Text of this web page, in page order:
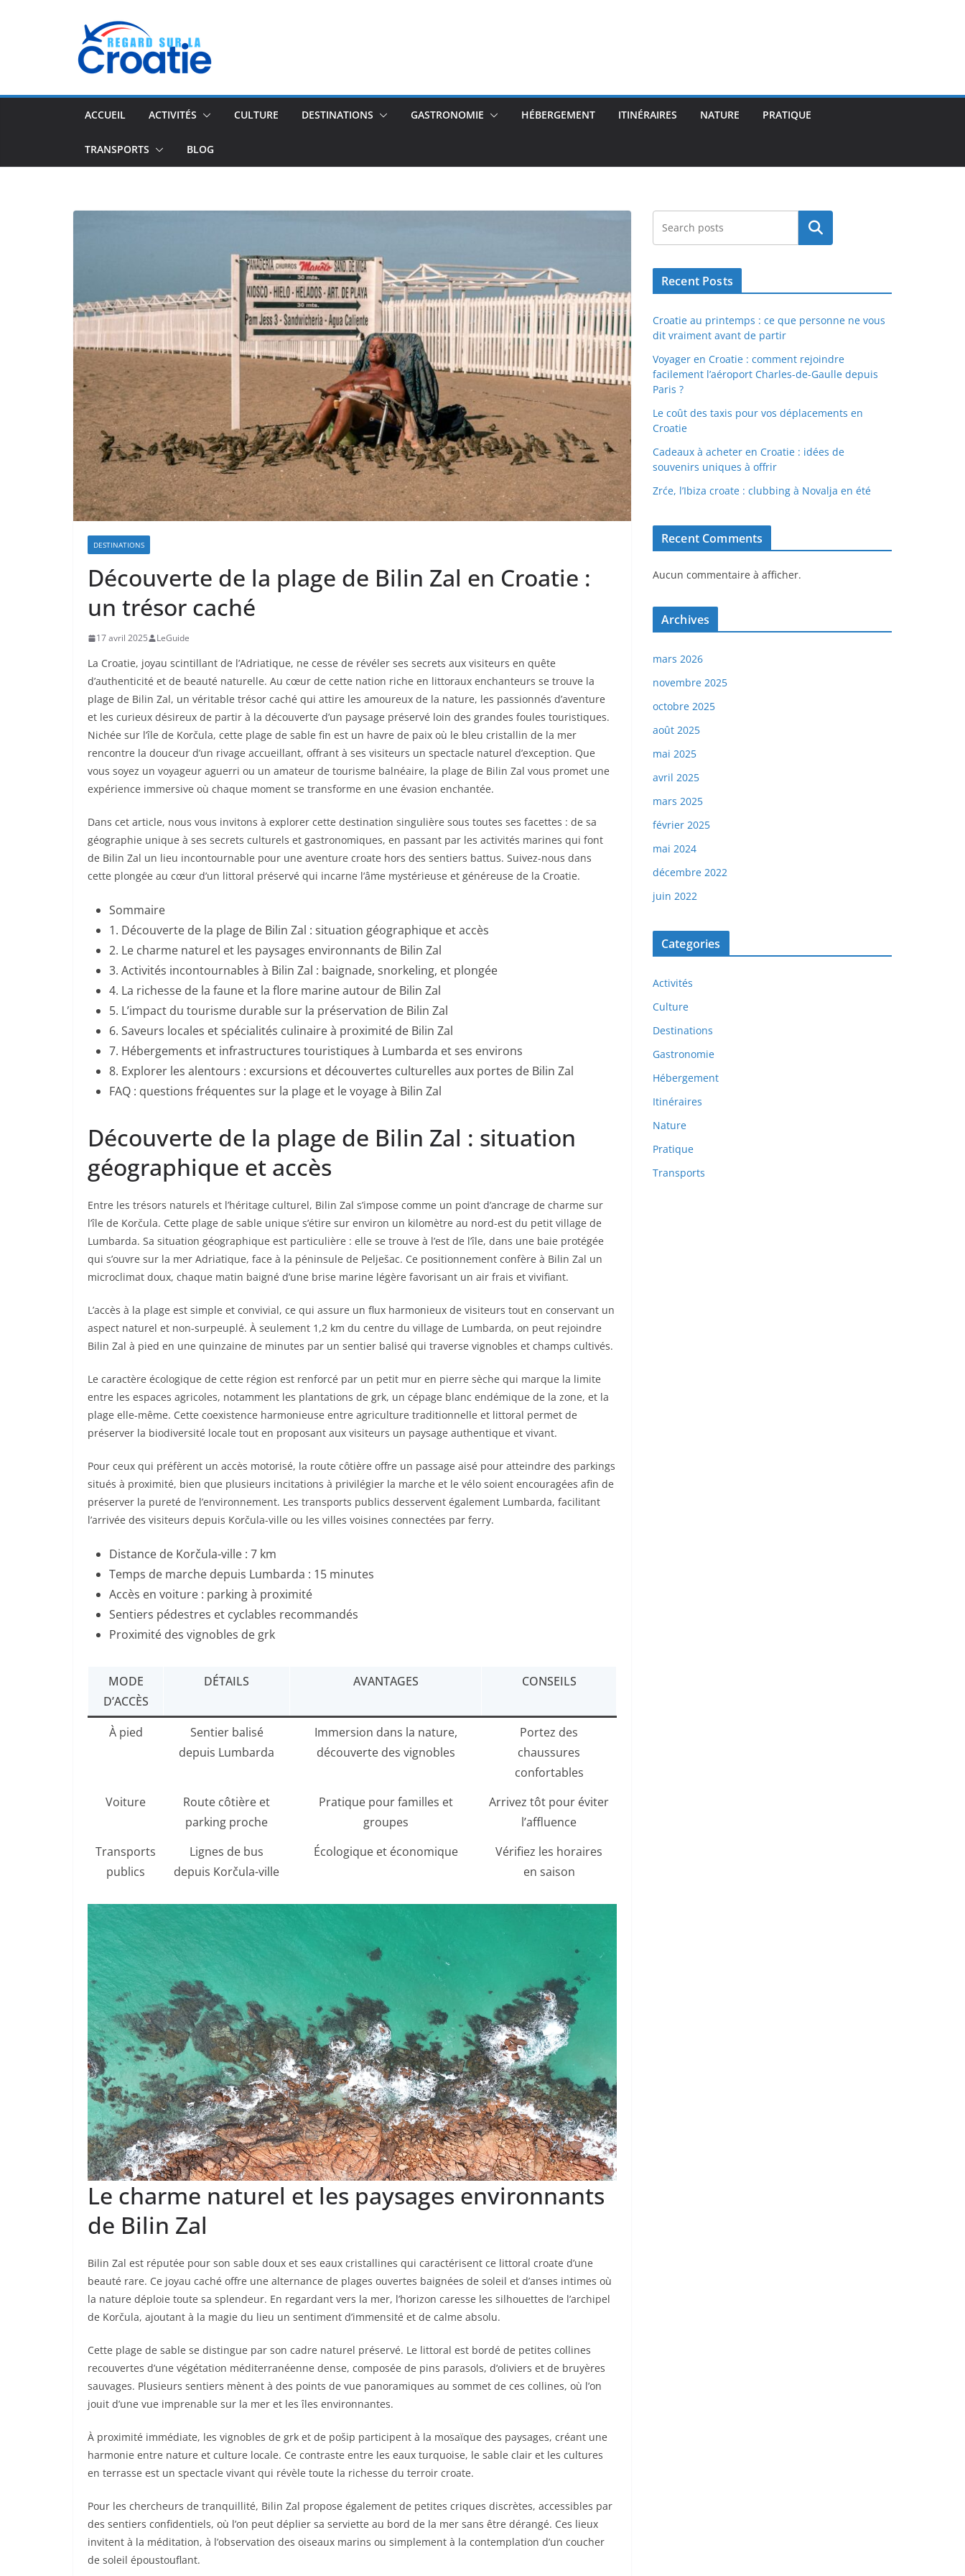
ACCUEIL ACTIVITÉS CULTURE DESTINATIONS GASTRONOMIE HÉBERGEMENT ITINÉRAIRES NATURE PRATIQUE
TRANSPORTS BLOG
DESTINATIONS
Découverte de la plage de Bilin Zal en Croatie :
un trésor caché
17 avril 2025 LeGuide
La Croatie, joyau scintillant de l’Adriatique, ne cesse de révéler ses secrets aux visiteurs en quête
d’authenticité et de beauté naturelle. Au cœur de cette nation riche en littoraux enchanteurs se trouve la
plage de Bilin Zal, un véritable trésor caché qui attire les amoureux de la nature, les passionnés d’aventure
et les curieux désireux de partir à la découverte d’un paysage préservé loin des grandes foules touristiques.
Nichée sur l’île de Korčula, cette plage de sable fin est un havre de paix où le bleu cristallin de la mer
rencontre la douceur d’un rivage accueillant, offrant à ses visiteurs un spectacle naturel d’exception. Que
vous soyez un voyageur aguerri ou un amateur de tourisme balnéaire, la plage de Bilin Zal vous promet une
expérience immersive où chaque moment se transforme en une évasion enchantée.
Dans cet article, nous vous invitons à explorer cette destination singulière sous toutes ses facettes : de sa
géographie unique à ses secrets culturels et gastronomiques, en passant par les activités marines qui font
de Bilin Zal un lieu incontournable pour une aventure croate hors des sentiers battus. Suivez-nous dans
cette plongée au cœur d’un littoral préservé qui incarne l’âme mystérieuse et généreuse de la Croatie.
Sommaire
1. Découverte de la plage de Bilin Zal : situation géographique et accès
2. Le charme naturel et les paysages environnants de Bilin Zal
3. Activités incontournables à Bilin Zal : baignade, snorkeling, et plongée
4. La richesse de la faune et la flore marine autour de Bilin Zal
5. L’impact du tourisme durable sur la préservation de Bilin Zal
6. Saveurs locales et spécialités culinaire à proximité de Bilin Zal
7. Hébergements et infrastructures touristiques à Lumbarda et ses environs
8. Explorer les alentours : excursions et découvertes culturelles aux portes de Bilin Zal
FAQ : questions fréquentes sur la plage et le voyage à Bilin Zal
Découverte de la plage de Bilin Zal : situation
géographique et accès
Entre les trésors naturels et l’héritage culturel, Bilin Zal s’impose comme un point d’ancrage de charme sur
l’île de Korčula. Cette plage de sable unique s’étire sur environ un kilomètre au nord-est du petit village de
Lumbarda. Sa situation géographique est particulière : elle se trouve à l’est de l’île, dans une baie protégée
qui s’ouvre sur la mer Adriatique, face à la péninsule de Pelješac. Ce positionnement confère à Bilin Zal un
microclimat doux, chaque matin baigné d’une brise marine légère favorisant un air frais et vivifiant.
L’accès à la plage est simple et convivial, ce qui assure un flux harmonieux de visiteurs tout en conservant un
aspect naturel et non-surpeuplé. À seulement 1,2 km du centre du village de Lumbarda, on peut rejoindre
Bilin Zal à pied en une quinzaine de minutes par un sentier balisé qui traverse vignobles et champs cultivés.
Le caractère écologique de cette région est renforcé par un petit mur en pierre sèche qui marque la limite
entre les espaces agricoles, notamment les plantations de grk, un cépage blanc endémique de la zone, et la
plage elle-même. Cette coexistence harmonieuse entre agriculture traditionnelle et littoral permet de
préserver la biodiversité locale tout en proposant aux visiteurs un paysage authentique et vivant.
Pour ceux qui préfèrent un accès motorisé, la route côtière offre un passage aisé pour atteindre des parkings
situés à proximité, bien que plusieurs incitations à privilégier la marche et le vélo soient encouragées afin de
préserver la pureté de l’environnement. Les transports publics desservent également Lumbarda, facilitant
l’arrivée des visiteurs depuis Korčula-ville ou les villes voisines connectées par ferry.
Distance de Korčula-ville : 7 km
Temps de marche depuis Lumbarda : 15 minutes
Accès en voiture : parking à proximité
Sentiers pédestres et cyclables recommandés
Proximité des vignobles de grk
MODE
D’ACCÈS
DÉTAILS AVANTAGES CONSEILS
À pied
Sentier balisé
depuis Lumbarda
Immersion dans la nature,
découverte des vignobles
Portez des
chaussures
confortables
Voiture
Route côtière et
parking proche
Pratique pour familles et
groupes
Arrivez tôt pour éviter
l’affluence
Transports
publics
Lignes de bus
depuis Korčula-ville
Écologique et économique
Vérifiez les horaires
en saison
Le charme naturel et les paysages environnants
de Bilin Zal
Bilin Zal est réputée pour son sable doux et ses eaux cristallines qui caractérisent ce littoral croate d’une
beauté rare. Ce joyau caché offre une alternance de plages ouvertes baignées de soleil et d’anses intimes où
la nature déploie toute sa splendeur. En regardant vers la mer, l’horizon caresse les silhouettes de l’archipel
de Korčula, ajoutant à la magie du lieu un sentiment d’immensité et de calme absolu.
Cette plage de sable se distingue par son cadre naturel préservé. Le littoral est bordé de petites collines
recouvertes d’une végétation méditerranéenne dense, composée de pins parasols, d’oliviers et de bruyères
sauvages. Plusieurs sentiers mènent à des points de vue panoramiques au sommet de ces collines, où l’on
jouit d’une vue imprenable sur la mer et les îles environnantes.
À proximité immédiate, les vignobles de grk et de pošip participent à la mosaïque des paysages, créant une
harmonie entre nature et culture locale. Ce contraste entre les eaux turquoise, le sable clair et les cultures
en terrasse est un spectacle vivant qui révèle toute la richesse du terroir croate.
Pour les chercheurs de tranquillité, Bilin Zal propose également de petites criques discrètes, accessibles par
des sentiers confidentiels, où l’on peut déplier sa serviette au bord de la mer sans être dérangé. Ces lieux
invitent à la méditation, à l’observation des oiseaux marins ou simplement à la contemplation d’un coucher
de soleil époustouflant.
Rechercher
Recent Posts
Croatie au printemps : ce que personne ne vous
dit vraiment avant de partir
Voyager en Croatie : comment rejoindre
facilement l’aéroport Charles-de-Gaulle depuis
Paris ?
Le coût des taxis pour vos déplacements en
Croatie
Cadeaux à acheter en Croatie : idées de
souvenirs uniques à offrir
Zrće, l’Ibiza croate : clubbing à Novalja en été
Recent Comments
Aucun commentaire à afficher.
Archives
mars 2026
novembre 2025
octobre 2025
août 2025
mai 2025
avril 2025
mars 2025
février 2025
mai 2024
décembre 2022
juin 2022
Categories
Activités
Culture
Destinations
Gastronomie
Hébergement
Itinéraires
Nature
Pratique
Transports